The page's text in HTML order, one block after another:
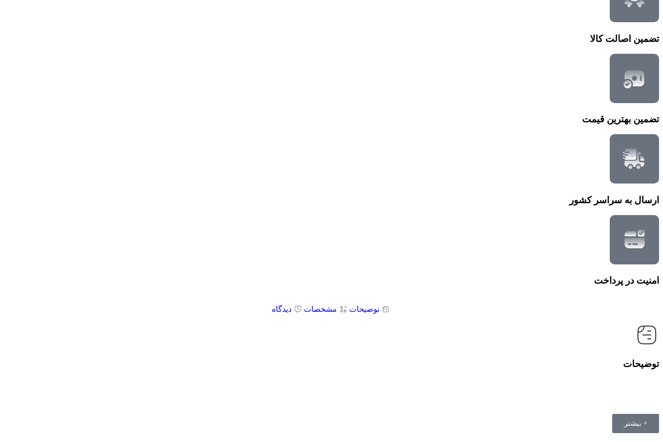
تضمین اصالت کالا
تضمین بهترین قیمت
ارسال به سراسر کشور
امنیت در پرداخت
توضیحات مشخصات دیدگاه
توضیحات
+ بیشتر